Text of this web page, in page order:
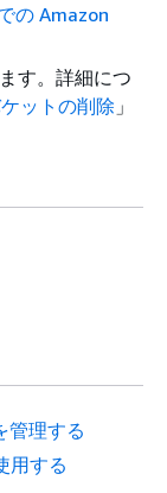
の Amazon
す。詳細につ
ットの削除 」
管理する
用する